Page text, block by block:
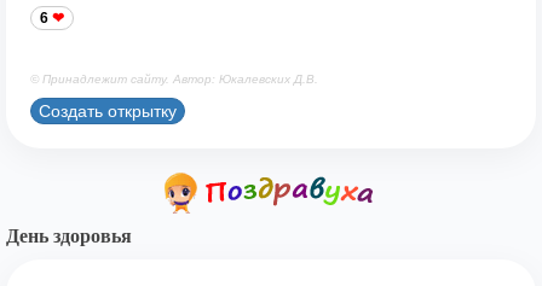
6
© Принадлежит сайту. Автор: Юкалевских Д.В.
Создать открытку
День здоровья